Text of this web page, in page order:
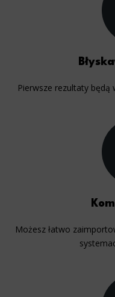
Pierwsze rezultaty będą
Możesz łatwo